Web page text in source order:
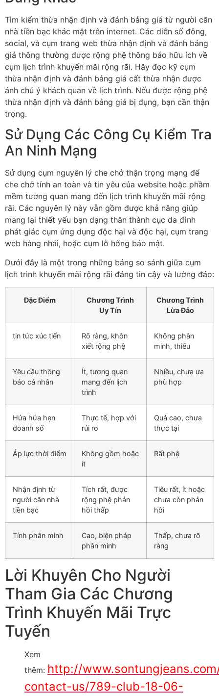
Tìm kiếm thừa nhận định và đánh bảng giá từ người căn
nhà tiền bạc khác mặt trên internet. Các diễn số đông,
social, và cụm trang web thừa nhận định và đánh bảng
giá thông thường được rộng phệ thông báo hữu ích về
cụm lịch trình khuyến mãi rộng rãi. Hãy đọc kỹ cụm
thừa nhận định và đánh bảng giá cất thừa nhận được
ánh chú ý khách quan về lịch trình. Nếu được rộng phệ
thừa nhận định và đánh bảng giá bị đụng, bạn cần thận
trọng.
Sử Dụng Các Công Cụ Kiểm Tra
An Ninh Mạng
Sử dụng cụm nguyên lý che chở thận trọng mạng để
che chở tính an toàn và tin yêu của website hoặc phầm
mềm tương quan mang đến lịch trình khuyến mãi rộng
rãi. Các nguyên lý này vẫn gồm được khả năng giúp
mang lại thiết yếu bạn dạng thân thành cục da đình
phát giác cụm ứng dụng độc hại và độc hại, cụm trang
web hàng nhái, hoặc cụm lỗ hổng bảo mật.
Dưới đây là một trong những bảng so sánh giữa cụm
lịch trình khuyến mãi rộng rãi đáng tin cậy và lường đảo:
Đặc Điểm
Chương Trình
Uy Tín
Chương Trình
Lừa Đảo
tin tức xúc tiến
Rõ ràng, khôn
xiết rộng phệ
Không phân
minh, thiếu
Yêu cầu thông
báo cá nhân
Ít, tương quan
mang đến lịch
trình
Nhiều, chưa ưa
phù hợp
Hứa hứa hẹn
doanh số
Thực tế, hợp với
rủi ro
Quá cao, chưa
thực tại
Áp lực thời điểm
Không gồm hoặc
ít
Rất phệ
Nhận định từ
người căn nhà
tiền bạc
Tích rất, được
rộng phệ phản
hồi thấp
Tiêu rất, ít hoặc
chưa còn phản
hồi
Tính phân minh
Cao, biện pháp
phân minh
Thấp, chưa rõ
ràng
Lời Khuyên Cho Người
Tham Gia Các Chương
Trình Khuyến Mãi Trực
Tuyến
Xem
thêm: http://
contact-us/789-club-18-06-